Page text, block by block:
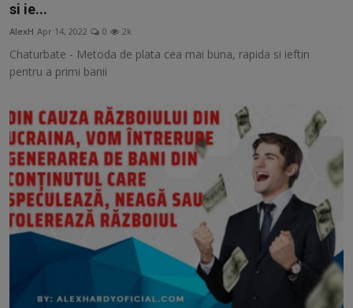
si ie...
AlexH Apr 14, 2022 0 2k
Chaturbate - Metoda de plata cea mai buna, rapida si ieftin
pentru a primi banii